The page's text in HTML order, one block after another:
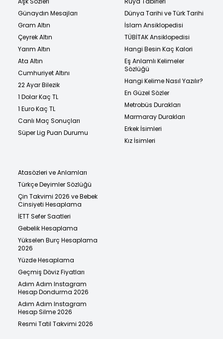
Günaydın Mesajları
Gram Altın
Çeyrek Altın
Yarım Altın
Ata Altın
Cumhuriyet Altını
22 Ayar Bilezik
1 Dolar Kaç TL
1 Euro Kaç TL
Canlı Maç Sonuçları
Süper Lig Puan Durumu
Dünya Tarihi ve Türk Tarihi
İslam Ansiklopedisi
TÜBİTAK Ansiklopedisi
Hangi Besin Kaç Kalori
Eş Anlamlı Kelimeler
Sözlüğü
Hangi Kelime Nasıl Yazılır?
En Güzel Sözler
Metrobüs Durakları
Marmaray Durakları
Erkek İsimleri
Kız İsimleri
Atasözleri ve Anlamları
Türkçe Deyimler Sözlüğü
Çin Takvimi 2026 ve Bebek
Cinsiyeti Hesaplama
İETT Sefer Saatleri
Gebelik Hesaplama
Yükselen Burç Hesaplama
2026
Yüzde Hesaplama
Geçmiş Döviz Fiyatları
Adım Adım Instagram
Hesap Dondurma 2026
Adım Adım Instagram
Hesap Silme 2026
Resmi Tatil Takvimi 2026